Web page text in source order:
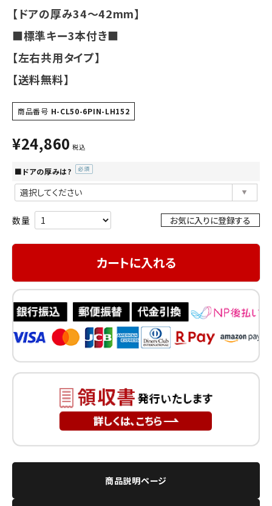
【ドアの厚み34～42mm】
■標準キー3本付き■
【左右共用タイプ】
【送料無料】
商品番号 H-CL50-6PIN-LH152
¥24,860 税込
■ドアの厚みは?
須)
お気に入りに登録する
カートに入れる
商品説明ページ